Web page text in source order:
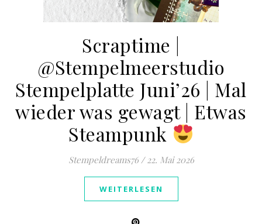
Scraptime |
@Stempelmeerstudio
Stempelplatte Juni’26 | Mal
wieder was gewagt | Etwas
Steampunk
Stempeldreams76 / 22. Mai 2026
WEITERLESEN